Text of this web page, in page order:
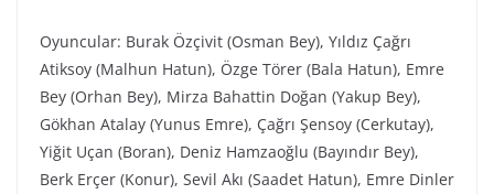
Oyuncular: Burak Özçivit (Osman Bey), Yıldız Çağrı
Atiksoy (Malhun Hatun), Özge Törer (Bala Hatun), Emre
Bey (Orhan Bey), Mirza Bahattin Doğan (Yakup Bey),
Gökhan Atalay (Yunus Emre), Çağrı Şensoy (Cerkutay),
Yiğit Uçan (Boran), Deniz Hamzaoğlu (Bayındır Bey),
Berk Erçer (Konur), Sevil Akı (Saadet Hatun), Emre Dinler